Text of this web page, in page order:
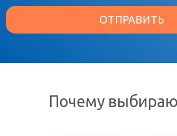
ОТПРАВИТЬ
Почему